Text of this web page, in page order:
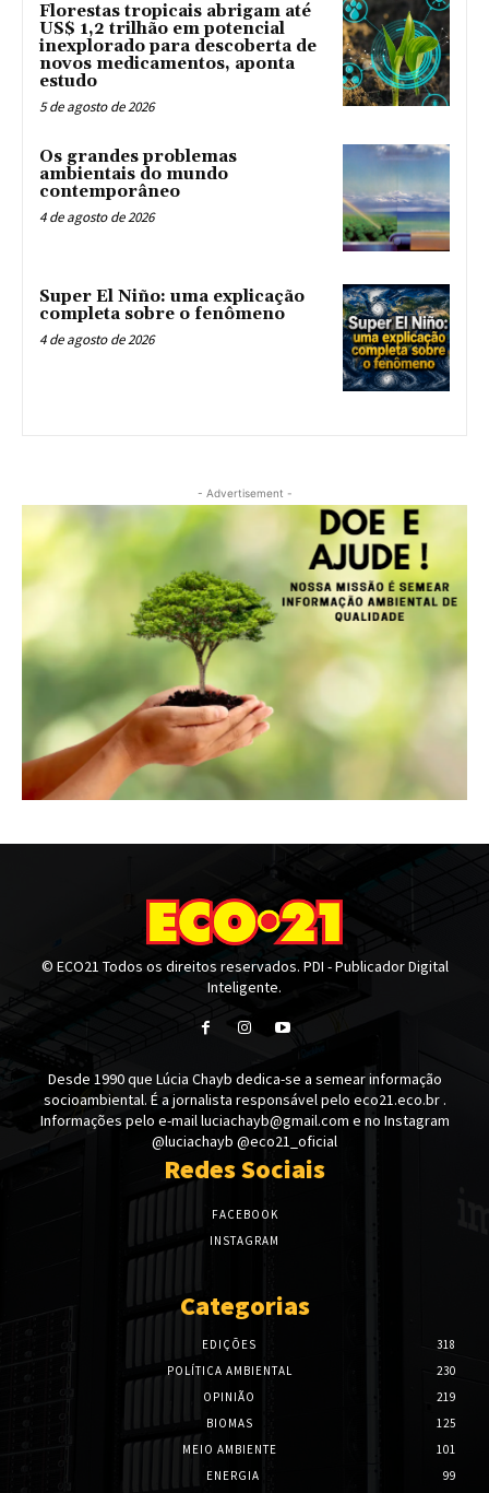
Florestas tropicais abrigam até
US$ 1,2 trilhão em potencial
inexplorado para descoberta de
novos medicamentos, aponta
estudo
5 de agosto de 2026
Os grandes problemas
ambientais do mundo
contemporâneo
4 de agosto de 2026
Super El Niño: uma explicação
completa sobre o fenômeno
4 de agosto de 2026
- Advertisement -
© ECO21 Todos os direitos reservados. PDI - Publicador Digital
Inteligente.
Desde 1990 que Lúcia Chayb dedica-se a semear informação
socioambiental. É a jornalista responsável pelo eco21.eco.br .
Informações pelo e-mail luciachayb@gmail.com e no Instagram
@luciachayb @eco21_oficial
Redes Sociais
FACEBOOK
INSTAGRAM
Categorias
EDIÇÕES
318
POLÍTICA AMBIENTAL
230
OPINIÃO
219
BIOMAS
125
MEIO AMBIENTE
101
ENERGIA
99